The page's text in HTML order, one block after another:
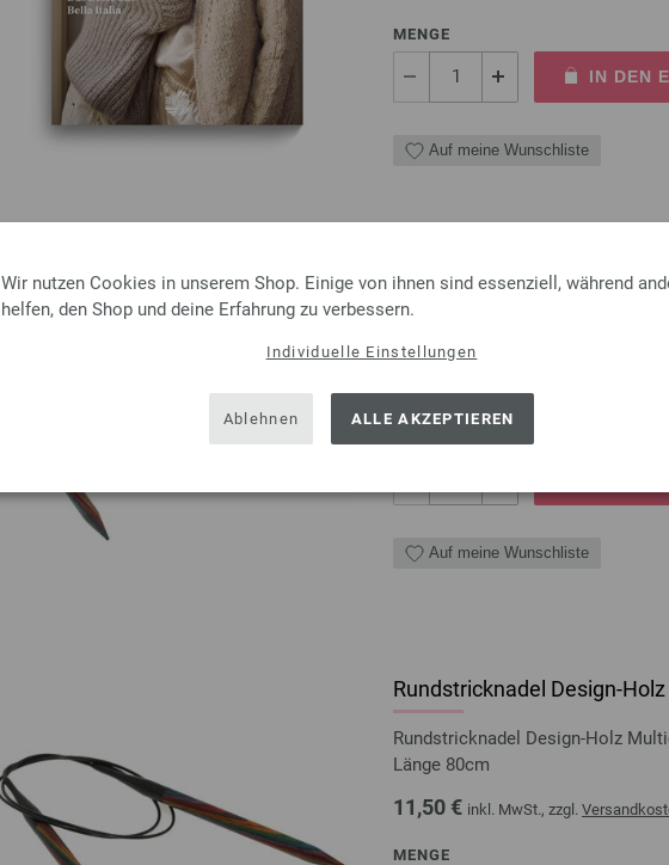
Wir nutzen Cookies in unserem Shop. Einige von ihnen sind essenziell, während
helfen, den Shop und deine Erfahrung zu verbessern.
Individuelle Einstellungen
Ablehnen ALLE AKZEPTIEREN
MENGE
IN DEN
Auf meine Wunschliste
Rundstricknadel Design-
Rundstricknadel Design-Holz
Länge 80cm
11,50 € inkl. MwSt., zzgl.
IN DEN
Auf meine Wunschliste
Rundstricknadel Design-
Rundstricknadel Design-Holz
Länge 80cm
11,50 € inkl. MwSt., zzgl.
MENGE